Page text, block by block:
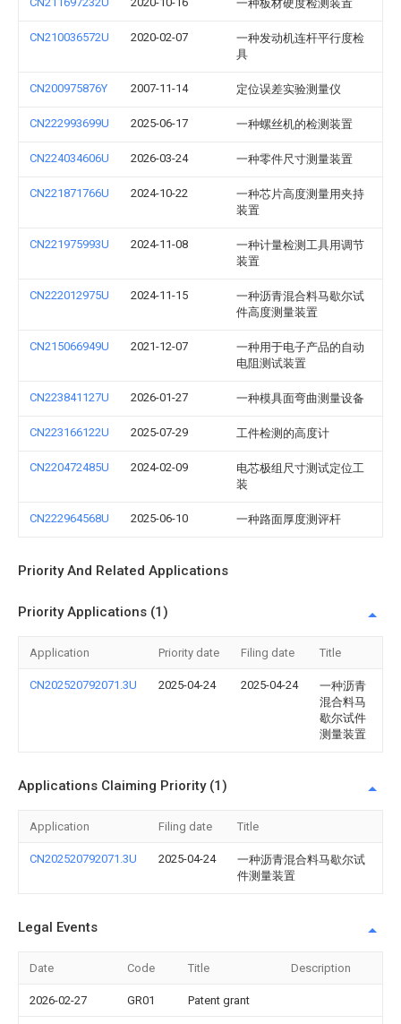
一种板材硬度检测装置
CN210036572U 2020-02-07
一种发动机连杆平行度检
具
CN200975876Y 2007-11-14 定位误差实验测量仪
CN222993699U 2025-06-17 一种螺丝机的检测装置
CN224034606U 2026-03-24 一种零件尺寸测量装置
CN221871766U 2024-10-22
一种芯片高度测量用夹持
装置
CN221975993U 2024-11-08
一种计量检测工具用调节
装置
CN222012975U 2024-11-15
一种沥青混合料马歇尔试
件高度测量装置
CN215066949U 2021-12-07
一种用于电子产品的自动
电阻测试装置
CN223841127U 2026-01-27 一种模具面弯曲测量设备
CN223166122U 2025-07-29 工件检测的高度计
CN220472485U 2024-02-09
电芯极组尺寸测试定位工
装
CN222964568U 2025-06-10 一种路面厚度测评杆
Priority And Related Applications
Priority Applications (1)
Application Priority date Filing date Title
CN202520792071.3U 2025-04-24 2025-04-24
一种沥青
混合料马
歇尔试件
测量装置
Applications Claiming Priority (1)
Application Filing date Title
CN202520792071.3U 2025-04-24
一种沥青混合料马歇尔试
件测量装置
Legal Events
Date Code Title Description
2026-02-27 GR01 Patent grant